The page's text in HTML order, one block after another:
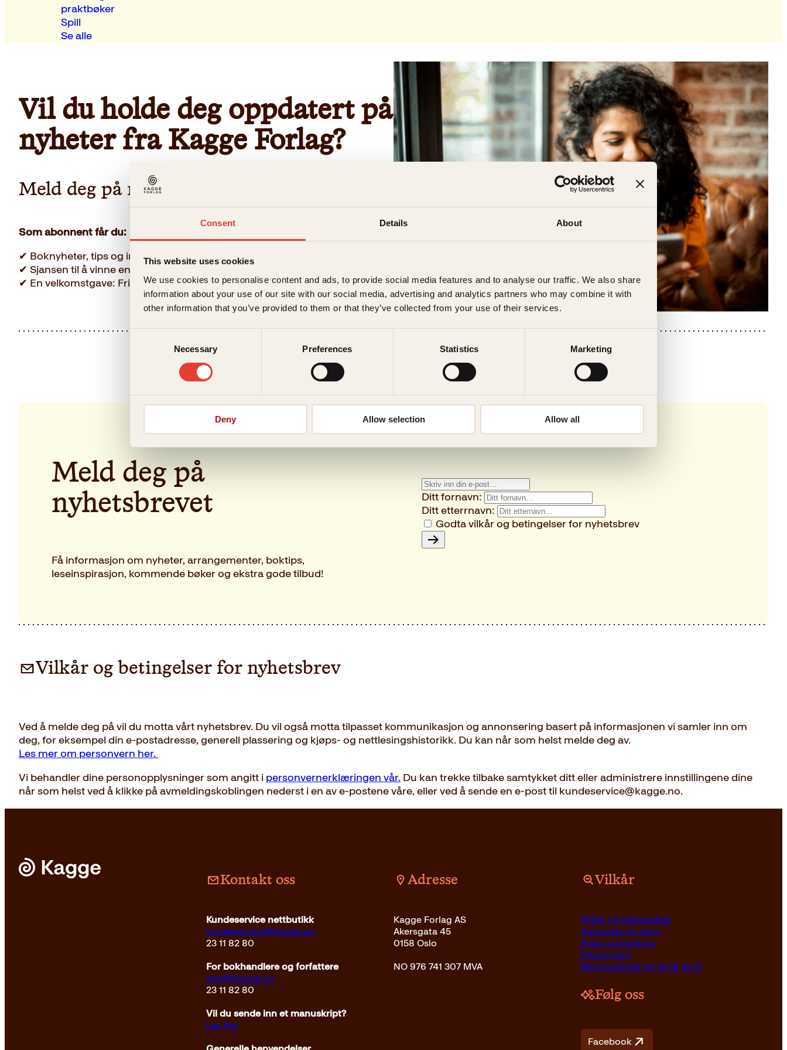
Consent Details About
This website uses cookies
We use cookies to personalise content and ads, to provide social media features and to analyse our traffic. We also share
information about your use of our site with our social media, advertising and analytics partners who may combine it with
other information that you’ve provided to them or that they’ve collected from your use of their services.
Necessary Preferences Statistics Marketing
Deny Allow selection Allow all
praktbøker
Spill
Se alle
Vil du holde deg oppdatert på
nyheter fra Kagge Forlag?
Meld deg på nyhetsbrevet vårt!
Som abonnent får du:
✔ Boknyheter, tips og invitasjoner før alle andre
✔ Sjansen til å vinne en bokpakke hver måned til en verdi av 1500 kr.
✔ En velkomstgave: Fri frakt på ditt neste kjøp. Koden får du i første e-post.
Meld deg på
nyhetsbrevet
Få informasjon om nyheter, arrangementer, boktips,
leseinspirasjon, kommende bøker og ekstra gode tilbud!
Ditt fornavn:
Ditt etterrnavn:
Godta vilkår og betingelser for nyhetsbrev
Subscribe
Vilkår og betingelser for nyhetsbrev
Ved å melde deg på vil du motta vårt nyhetsbrev. Du vil også motta tilpasset kommunikasjon og annonsering basert på informasjonen vi samler inn om
deg, for eksempel din e-postadresse, generell plassering og kjøps- og nettlesingshistorikk. Du kan når som helst melde deg av.
Les mer om personvern her.
Vi behandler dine personopplysninger som angitt i personvernerklæringen vår. Du kan trekke tilbake samtykket ditt eller administrere innstillingene dine
når som helst ved å klikke på avmeldingskoblingen nederst i en av e-postene våre, eller ved å sende en e-post til kundeservice@kagge.no.
Kontakt oss
Kundeservice nettbutikk
kundeservice@kagge.no
23 11 82 80
For bokhandlere og forfattere
salg@kagge.no
23 11 82 80
Vil du sende inn et manuskript?
Les her
Adresse
Kagge Forlag AS
Akersgata 45
0158 Oslo
NO 976 741 307 MVA
Vilkår
Vilkår og betingelser
Angrerett og retur
Frakt og levering
Personvern
Retningslinjer for bruk av KI
Følg oss
Facebook